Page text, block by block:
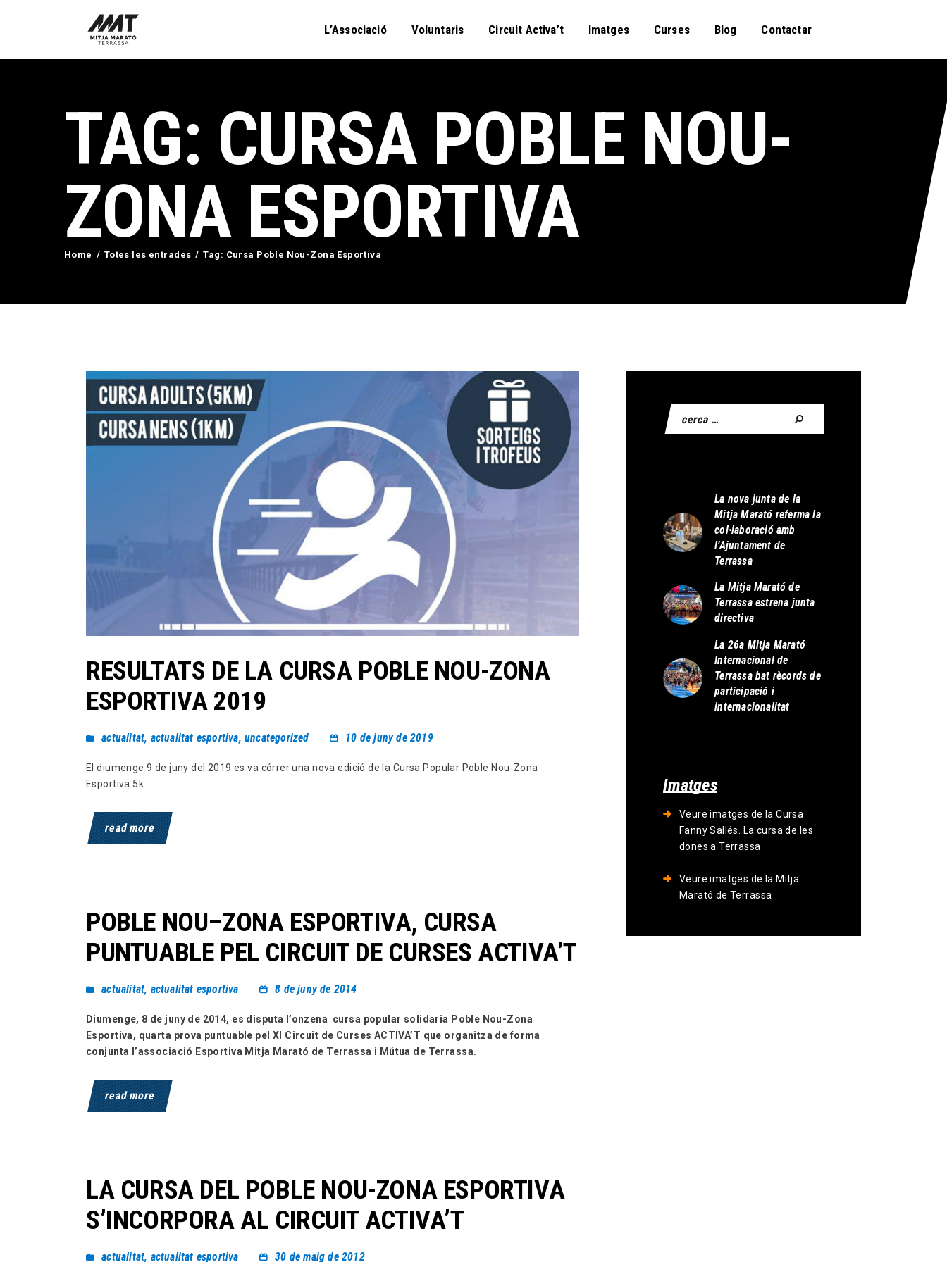
L’Associació Voluntaris Circuit Activa’t Imatges Curses Blog Contactar
TAG: CURSA POBLE NOU-
ZONA ESPORTIVA
Home Totes les entrades Tag: Cursa Poble Nou-Zona Esportiva
Imatges
Curses
Blog
Contactar
RESULTATS DE LA CURSA POBLE NOU-ZONA
ESPORTIVA 2019
actualitat, actualitat esportiva,uncategorized 10 de juny de 2019
El diumenge 9 de juny del 2019 es va córrer una nova edició de la Cursa Popular Poble Nou-Zona
Esportiva 5k
read more
POBLE NOU–ZONA ESPORTIVA, CURSA
PUNTUABLE PEL CIRCUIT DE CURSES ACTIVA’T
actualitat, actualitat esportiva 8 de juny de 2014
Diumenge, 8 de juny de 2014, es disputa l’onzena cursa popular solidaria Poble Nou-Zona
Esportiva, quarta prova puntuable pel XI Circuit de Curses ACTIVA’T que organitza de forma
conjunta l’associació Esportiva Mitja Marató de Terrassa i Mútua de Terrassa.
read more
LA CURSA DEL POBLE NOU-ZONA ESPORTIVA
S’INCORPORA AL CIRCUIT ACTIVA’T
actualitat, actualitat esportiva 30 de maig de 2012
La nova junta de la
Mitja Marató referma la
col·laboració amb
l’Ajuntament de
Terrassa
La Mitja Marató de
Terrassa estrena junta
directiva
La 26a Mitja Marató
Internacional de
Terrassa bat rècords de
participació i
internacionalitat
Imatges
Veure imatges de la Cursa
Fanny Sallés. La cursa de les
dones a Terrassa
Veure imatges de la Mitja
Marató de Terrassa